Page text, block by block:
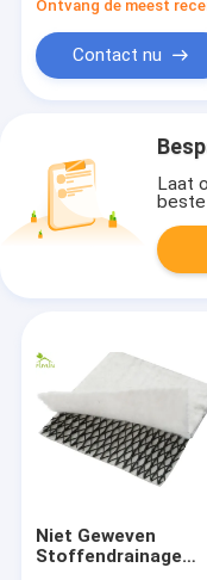
Geomembrane
Contact nu
Laat
Niet Geweven
Stoffendrainage